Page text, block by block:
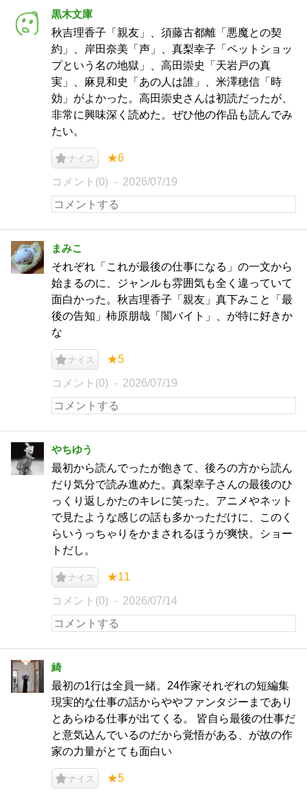
黒木文庫
秋吉理香子「親友」、須藤古都離「悪魔との契
約」、岸田奈美「声」、真梨幸子「ペットショッ
プという名の地獄」、高田崇史「天岩戸の真
実」、麻見和史「あの人は誰」、米澤穂信「時
効」がよかった。高田崇史さんは初読だったが、
非常に興味深く読めた。ぜひ他の作品も読んでみ
たい。
ナイス ★6
コメント(0) 2026/07/19
まみこ
それぞれ「これが最後の仕事になる」の一文から
始まるのに、ジャンルも雰囲気も全く違っていて
面白かった。秋吉理香子「親友」真下みこと「最
後の告知」柿原朋哉「闇バイト」、が特に好きか
な
ナイス ★5
コメント(0) 2026/07/19
やちゆう
最初から読んでったが飽きて、後ろの方から読ん
だり気分で読み進めた。真梨幸子さんの最後のひ
っくり返しかたのキレに笑った。アニメやネット
で見たような感じの話も多かっただけに、このく
らいうっちゃりをかまされるほうが爽快。ショー
トだし。
ナイス ★11
コメント(0) 2026/07/14
綺
最初の1行は全員一緒。24作家それぞれの短編集
現実的な仕事の話からややファンタジーまであり
とあらゆる仕事が出てくる。 皆自ら最後の仕事だ
と意気込んでいるのだから覚悟がある、が故の作
家の力量がとても面白い
ナイス ★5